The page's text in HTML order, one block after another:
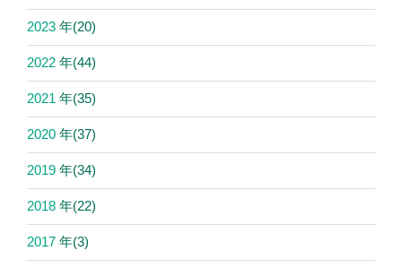
2023 年(20)
2022 年(44)
2021 年(35)
2020 年(37)
2019 年(34)
2018 年(22)
2017 年(3)